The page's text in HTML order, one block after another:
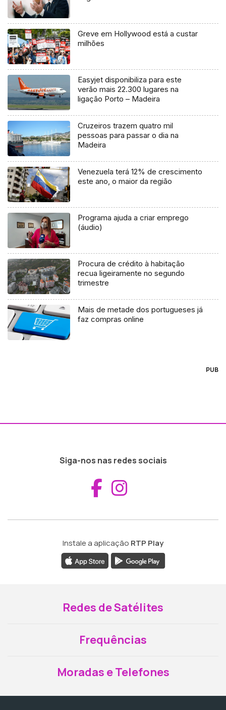
Greve em Hollywood está a custar
milhões
Easyjet disponibiliza para este
verão mais 22.300 lugares na
ligação Porto – Madeira
Cruzeiros trazem quatro mil
pessoas para passar o dia na
Madeira
Venezuela terá 12% de crescimento
este ano, o maior da região
Programa ajuda a criar emprego
(áudio)
Procura de crédito à habitação
recua ligeiramente no segundo
trimestre
Mais de metade dos portugueses já
faz compras online
PUB
Siga-nos nas redes sociais
Aceder ao
Instale a aplicação RTP Play
Redes de Satélites
Frequências
Moradas e Telefones